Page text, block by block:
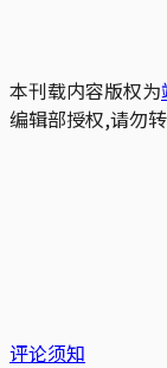
本刊载内容版权为
编辑部授权,请勿
评论须知